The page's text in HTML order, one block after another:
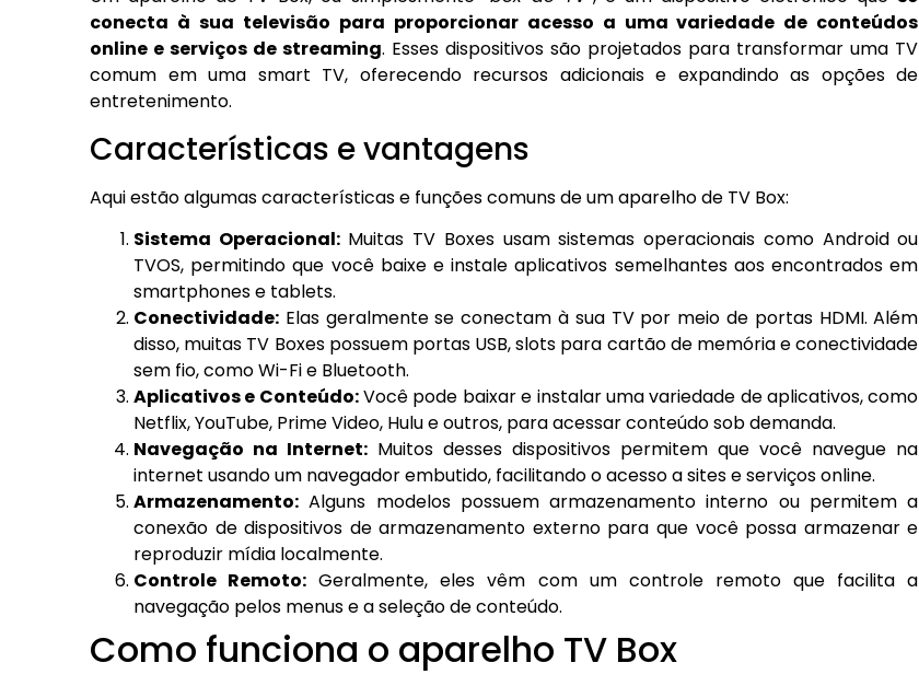
conecta à sua televisão para proporcionar acesso a uma variedade de conteúdos
online e serviços de streaming. Esses dispositivos são projetados para transformar uma TV
comum em uma smart TV, oferecendo recursos adicionais e expandindo as opções de
entretenimento.
Características e vantagens
Aqui estão algumas características e funções comuns de um aparelho de TV Box:
Sistema Operacional:Muitas TV Boxes usam sistemas operacionais como Android ou
TVOS, permitindo que você baixe e instale aplicativos semelhantes aos encontrados em
smartphones e tablets.
Conectividade: Elas geralmente se conectam à sua TV por meio de portas HDMI. Além
disso, muitas TV Boxes possuem portas USB, slots para cartão de memória e conectividade
sem fio, como Wi-Fi e Bluetooth.
Aplicativos e Conteúdo:Você pode baixar e instalar uma variedade de aplicativos, como
Netflix, YouTube, Prime Video, Hulu e outros, para acessar conteúdo sob demanda.
Navegação na Internet: Muitos desses dispositivos permitem que você navegue na
internet usando um navegador embutido, facilitando o acesso a sites e serviços online.
Armazenamento: Alguns modelos possuem armazenamento interno ou permitem a
conexão de dispositivos de armazenamento externo para que você possa armazenar e
reproduzir mídia localmente.
Controle Remoto: Geralmente, eles vêm com um controle remoto que facilita a
navegação pelos menus e a seleção de conteúdo.
Como funciona o aparelho TV Box